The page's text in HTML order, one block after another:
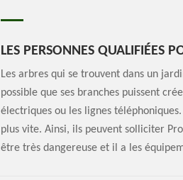
LES PERSONNES QUALIFIÉES
Les arbres qui se trouvent dans un
possible que ses branches puissent
électriques ou les lignes
plus vite. Ainsi, ils peuvent solliciter
être très dangereuse et il a les